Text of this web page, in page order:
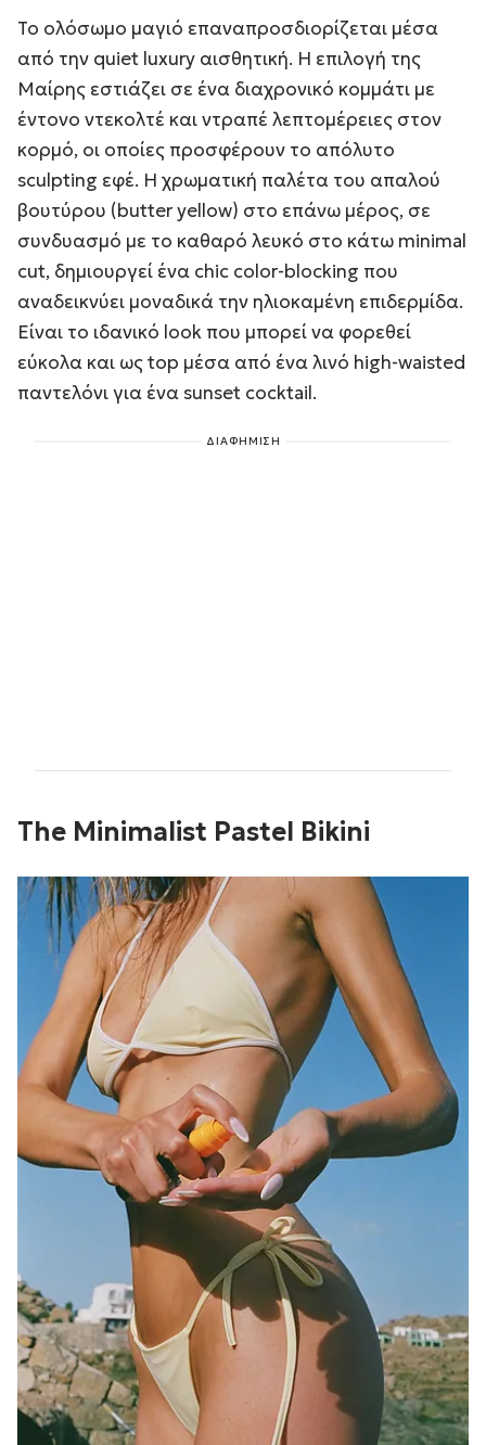
Το ολόσωμο μαγιό επαναπροσδιορίζεται μέσα
από την quiet luxury αισθητική. Η επιλογή της
Μαίρης εστιάζει σε ένα διαχρονικό κομμάτι με
έντονο ντεκολτέ και ντραπέ λεπτομέρειες στον
κορμό, οι οποίες προσφέρουν το απόλυτο
sculpting εφέ. Η χρωματική παλέτα του απαλού
βουτύρου (butter yellow) στο επάνω μέρος, σε
συνδυασμό με το καθαρό λευκό στο κάτω minimal
cut, δημιουργεί ένα chic color-blocking που
αναδεικνύει μοναδικά την ηλιοκαμένη επιδερμίδα.
Είναι το ιδανικό look που μπορεί να φορεθεί
εύκολα και ως top μέσα από ένα λινό high-waisted
παντελόνι για ένα sunset cocktail.
ΔΙΑΦΗΜΙΣΗ
The Minimalist Pastel Bikini